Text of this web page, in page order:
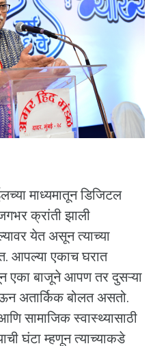
माध्यमातून डिजिटल
क्रांती झाली
येत असून त्याच्या
आपल्या एकाच घरात
एका बाजूने आपण तर दुसऱ्या
अतार्किक बोलत असतो.
सामाजिक स्वास्थ्यासाठी
घंटा म्हणून त्याच्याकडे